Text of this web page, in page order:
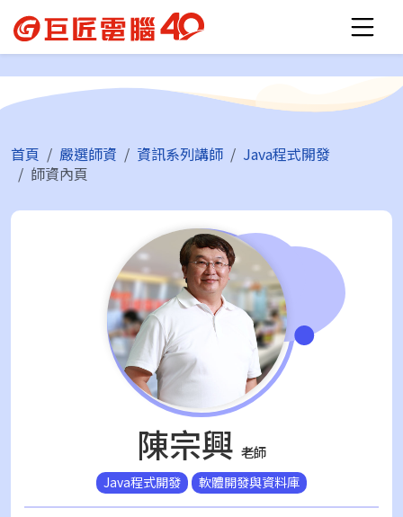
首頁 嚴選師資 資訊系列講師
Java程式開發
師資內頁
陳宗興 老師
Java程式開發 軟體開發與資料庫